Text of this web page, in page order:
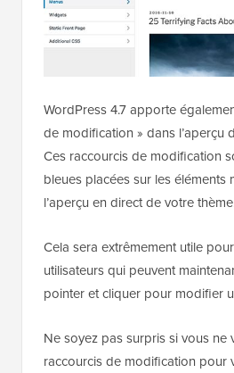
WordPress 4.7 apporte
de modification » dans l’aperçu
Ces raccourcis de modification
bleues placées sur les
l’aperçu en direct de votre
Cela sera extrêmement utile
utilisateurs qui peuvent
pointer et cliquer pour modifier
Ne soyez pas surpris si vous ne
raccourcis de modification pour